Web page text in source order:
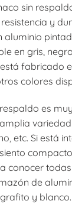
sin
y
aluminio
en gris,
está fabricado
colores
es
etc. Si está
conocer
de
y blanco.